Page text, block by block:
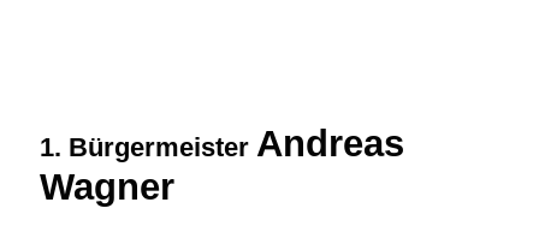
1. Bürgermeister Andreas
Wagner